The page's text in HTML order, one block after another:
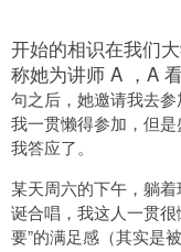
开始的相识在我们
称她为讲师 A ，A
句之后，她邀请我去
我一贯懒得参加，但
我答应了。
某天周六的下午，躺
诞合唱，我这人一贯
要”的满足感（其实是